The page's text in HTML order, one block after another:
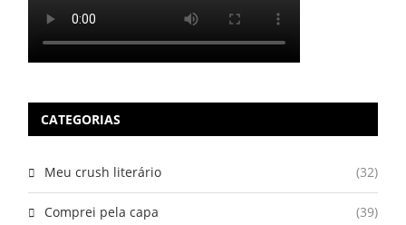
CATEGORIAS
Meu crush literário (32)
Comprei pela capa (39)